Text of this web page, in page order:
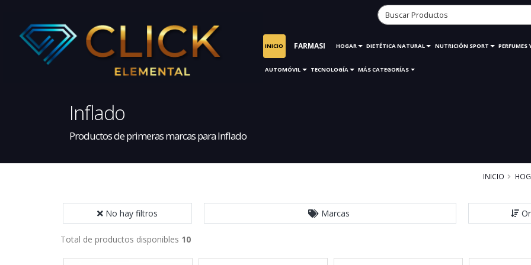
INICIO FARMASI HOGAR DIETÉTICA NATURAL NUTRICIÓN SPORT PERFUMES
AUTOMÓVIL TECNOLOGÍA MÁS CATEGORÍAS
Inflado
Productos de primeras marcas para Inflado
INICIO
No hay filtros Marcas
Total de productos disponibles 10